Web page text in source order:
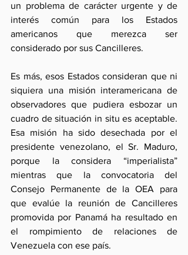
un problema de carácter urgente y de
interés común para los Estados
americanos que merezca ser
considerado por sus Cancilleres.
Es más, esos Estados consideran que ni
siquiera una misión interamericana de
observadores que pudiera esbozar un
cuadro de situación in situ es aceptable.
Esa misión ha sido desechada por el
presidente venezolano, el Sr. Maduro,
porque la considera “imperialista”
mientras que la convocatoria del
Consejo Permanente de la OEA para
que evalúe la reunión de Cancilleres
promovida por Panamá ha resultado en
el rompimiento de relaciones de
Venezuela con ese país.